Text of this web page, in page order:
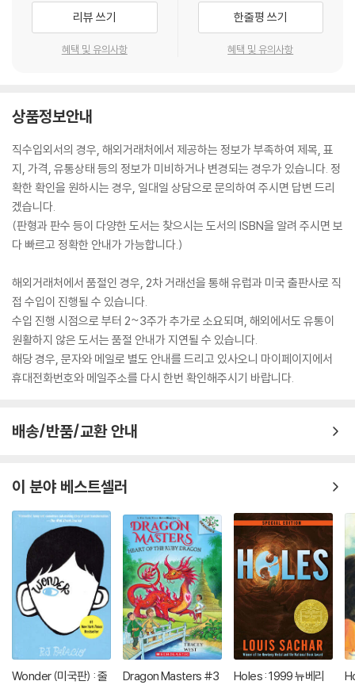
리뷰 쓰기
혜택 및 유의사항
한줄평 쓰기
혜택 및 유의사항
상품정보안내
직수입외서의 경우, 해외거래처에서 제공하는 정보가 부족하여 제목, 표
지, 가격, 유통상태 등의 정보가 미비하거나 변경되는 경우가 있습니다. 정
확한 확인을 원하시는 경우, 일대일 상담으로 문의하여 주시면 답변 드리
겠습니다.
(판형과 판수 등이 다양한 도서는 찾으시는 도서의 ISBN을 알려 주시면 보
다 빠르고 정확한 안내가 가능합니다.)
해외거래처에서 품절인 경우, 2차 거래선을 통해 유럽과 미국 출판사로 직
접 수입이 진행될 수 있습니다.
수입 진행 시점으로 부터 2~3주가 추가로 소요되며, 해외에서도 유통이
원활하지 않은 도서는 품절 안내가 지연될 수 있습니다.
해당 경우, 문자와 메일로 별도 안내를 드리고 있사오니 마이페이지에서
휴대전화번호와 메일주소를 다시 한번 확인해주시기 바랍니다.
배송/반품/교환 안내
이 분야 베스트셀러
Wonder (미국판) : 줄
Dragon Masters #3
Holes : 1999 뉴베리